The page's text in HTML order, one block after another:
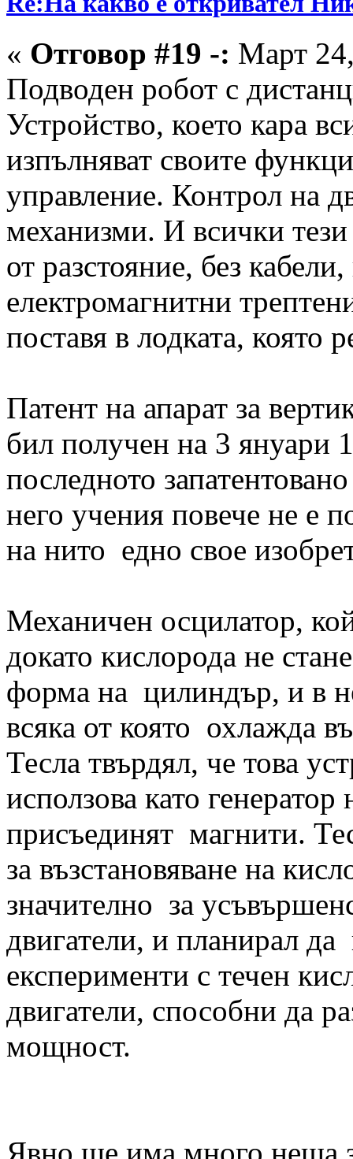
« Отговор #19 -: Март
Подводен робот с
Устройство, което кара
изпълняват своите
управление. Контрол на
механизми. И всички
от разстояние, без
електромагнитни
поставя в лодката, която
Патент на апарат за
бил получен на 3 януари
последното
него учения повече не е
на нито едно свое
Механичен осцилатор,
докато кислорода не
форма на цилиндър, и в
всяка от която охлажда
Тесла твърдял, че това
исползова като
присъединят магнити.
за възстановяване на
значително за
двигатели, и планирал
експерименти с течен
двигатели, способни да
мощност.
Явно ще има много неща